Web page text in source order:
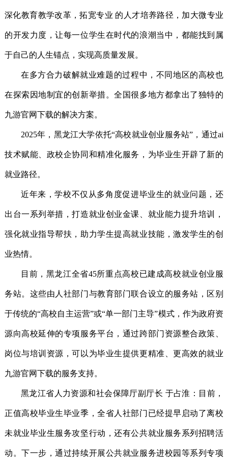
深化教育教学改革，拓宽专业 的人才培养路径，加大微专业
的开发力度，让每一位学生在时代的浪潮当中，都能找到属
于自己的人生锚点，实现高质量发展。
在多方合力破解就业难题的过程中，不同地区的高校也
在探索因地制宜的创新举措。全国很多地方都拿出了独特的
九游官网下载的解决方案。
2025年，黑龙江大学依托“高校就业创业服务站”，通过ai
技术赋能、政校企协同和精准化服务，为毕业生开辟了新的
就业路径。
近年来，学校不仅从多角度促进毕业生的就业问题，还
出台一系列举措，打造就业创业金课、就业能力提升培训，
强化就业指导帮扶，助力学生提高就业技能，激发学生的创
业热情。
目前，黑龙江全省45所重点高校已建成高校就业创业服
务站。这些由人社部门与教育部门联合设立的服务站，区别
于传统的“高校自主运营”或“单一部门主导”模式，作为政府资
源向高校延伸的专项服务平台，通过跨部门资源整合政策、
岗位与培训资源，可以为毕业生提供更精准、更高效的就业
九游官网下载的服务支持。
黑龙江省人力资源和社会保障厅副厅长 于占淮：目前，
正值高校毕业生毕业季，全省人社部门已经提早启动了离校
未就业毕业生服务攻坚行动，还有公共就业服务系列招聘活
动。下一步，通过持续开展公共就业服务进校园等系列专项